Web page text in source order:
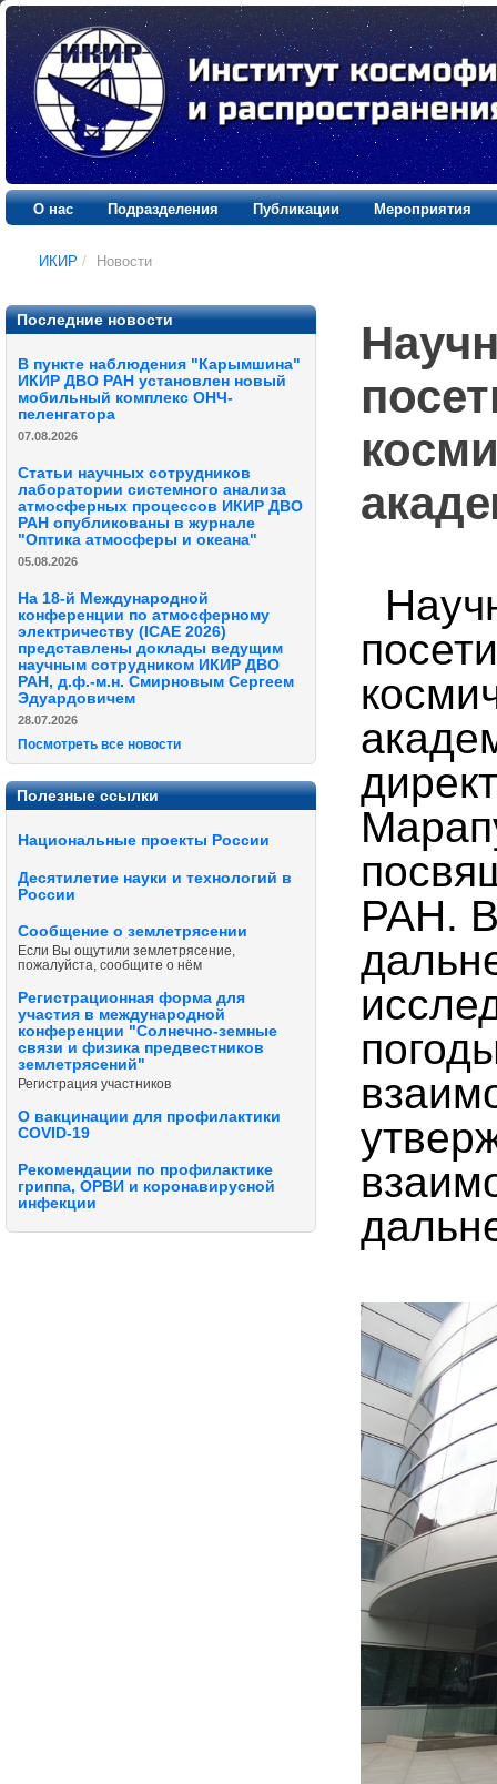
О нас Подразделения Публикации Мероприятия
ИКИР / Новости
Последние новости
В пункте наблюдения "Карымшина"
ИКИР ДВО РАН установлен новый
мобильный комплекс ОНЧ-
пеленгатора
07.08.2026
Статьи научных сотрудников
лаборатории системного анализа
атмосферных процессов ИКИР ДВО
РАН опубликованы в журнале
"Оптика атмосферы и океана"
05.08.2026
На 18-й Международной
конференции по атмосферному
электричеству (ICAE 2026)
представлены доклады ведущим
научным сотрудником ИКИР ДВО
РАН, д.ф.-м.н. Смирновым Сергеем
Эдуардовичем
28.07.2026
Посмотреть все новости
Полезные ссылки
Национальные проекты России
Десятилетие науки и технологий в
России
Сообщение о землетрясении
Если Вы ощутили землетрясение,
пожалуйста, сообщите о нём
Регистрационная форма для
участия в международной
конференции "Солнечно-земные
связи и физика предвестников
землетрясений"
Регистрация участников
О вакцинации для профилактики
COVID-19
Рекомендации по профилактике
гриппа, ОРВИ и коронавирусной
инфекции
РАН.